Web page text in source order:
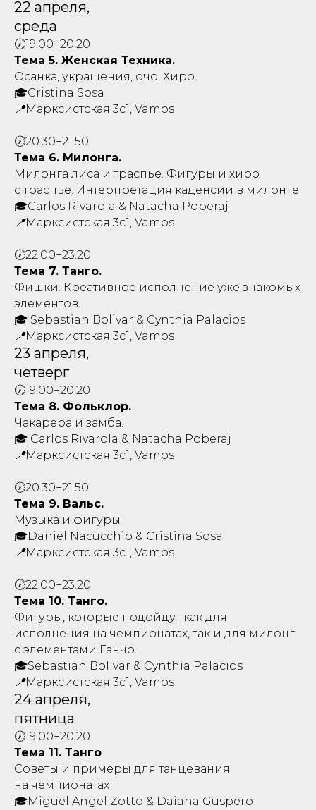
22 апреля,
среда
🕖19.00−20.20
Тема 5. Женская Техника.
Осанка, украшения, очо, Хиро.
🎓Cristina Sosa
📍Марксистская 3с1, Vamos
🕖20.30−21.50
Тема 6. Милонга.
Милонга лиса и траспье. Фигуры и хиро
с траспье. Интерпретация каденсии в милонге
🎓Carlos Rivarola & Natacha Poberaj
📍Марксистская 3с1, Vamos
🕖22.00−23.20
Тема 7. Танго.
Фишки. Креативное исполнение уже знакомых
элементов.
🎓 Sebastian Bolivar & Cynthia Palacios
📍Марксистская 3с1, Vamos
23 апреля,
четверг
🕖19.00−20.20
Тема 8. Фольклор.
Чакарера и замба.
🎓 Carlos Rivarola & Natacha Poberaj
📍Марксистская 3с1, Vamos
🕖20.30−21.50
Тема 9. Вальс.
Музыка и фигуры
🎓Daniel Nacucchio & Cristina Sosa
📍Марксистская 3с1, Vamos
🕖22.00−23.20
Тема 10. Танго.
Фигуры, которые подойдут как для
исполнения на чемпионатах, так и для милонг
с элементами Ганчо.
🎓Sebastian Bolivar & Cynthia Palacios
📍Марксистская 3с1, Vamos
24 апреля,
пятница
🕖19.00−20.20
Тема 11. Танго
Советы и примеры для танцевания
на чемпионатах
🎓Miguel Angel Zotto & Daiana Guspero